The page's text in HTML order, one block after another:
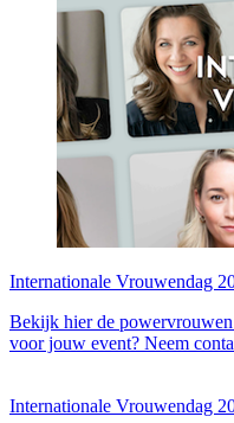
Internationale Vrouwendag
Bekijk hier de
voor jouw event? Neem
Internationale Vrouwendag